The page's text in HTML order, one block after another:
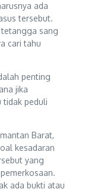
ada
tersebut.
tetangga sang
cari tahu
penting
jika
tidak peduli
Barat,
kesadaran
yang
ada bukti atau